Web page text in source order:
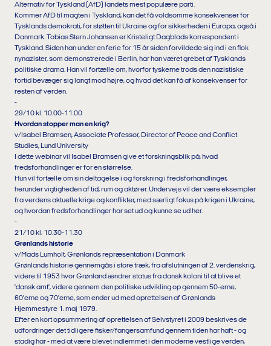
Alternativ for Tyskland (AfD) landets mest populære parti.
Kommer AfD til magten i Tyskland, kan det få voldsomme konsekvenser for
Tysklands demokrati, for støtten til Ukraine og for sikkerheden i Europa, også i
Danmark. Tobias Stern Johansen er Kristeligt Dagblads korrespondent i
Tyskland. Siden han under en ferie for 15 år siden forvildede sig ind i en flok
nynazister, som demonstrerede i Berlin, har han været grebet af Tysklands
politiske drama. Han vil fortælle om, hvorfor tyskerne trods den nazistiske
fortid bevæger sig langt mod højre, og hvad det kan få af konsekvenser for
resten af verden.
-
29/10 kl. 10.00-11.00
Hvordan stopper man en krig?
v/Isabel Bramsen, Associate Professor, Director of Peace and Conflict
Studies, Lund University
I dette webinar vil Isabel Bramsen give et forskningsblik på, hvad
fredsforhandlinger er for en størrelse.
Hun vil fortælle om sin deltagelse i og forskning i fredsforhandlinger,
herunder vigtigheden af tid, rum og aktører. Undervejs vil der være eksempler
fra verdens aktuelle krige og konflikter, med særligt fokus på krigen i Ukraine,
og hvordan fredsforhandlinger har set ud og kunne se ud her.
-
21/10 kl. 10.30-11.30
Grønlands historie
v/Mads Lumholt, Grønlands repræsentation i Danmark
Grønlands historie gennemgås i store træk, fra afslutningen af 2. verdenskrig,
videre til 1953 hvor Grønland ændrer status fra dansk koloni til at blive et
'dansk amt', videre gennem den politiske udvikling op gennem 50-erne,
60'erne og 70'erne, som ender ud med oprettelsen af Grønlands
Hjemmestyre 1. maj 1979.
Efter en kort opsummering af oprettelsen af Selvstyret i 2009 beskrives de
udfordringer det tidligere fisker/fangersamfund gennem tiden har haft - og
stadig har - med at være blevet indlemmet i den moderne vestlige verden,